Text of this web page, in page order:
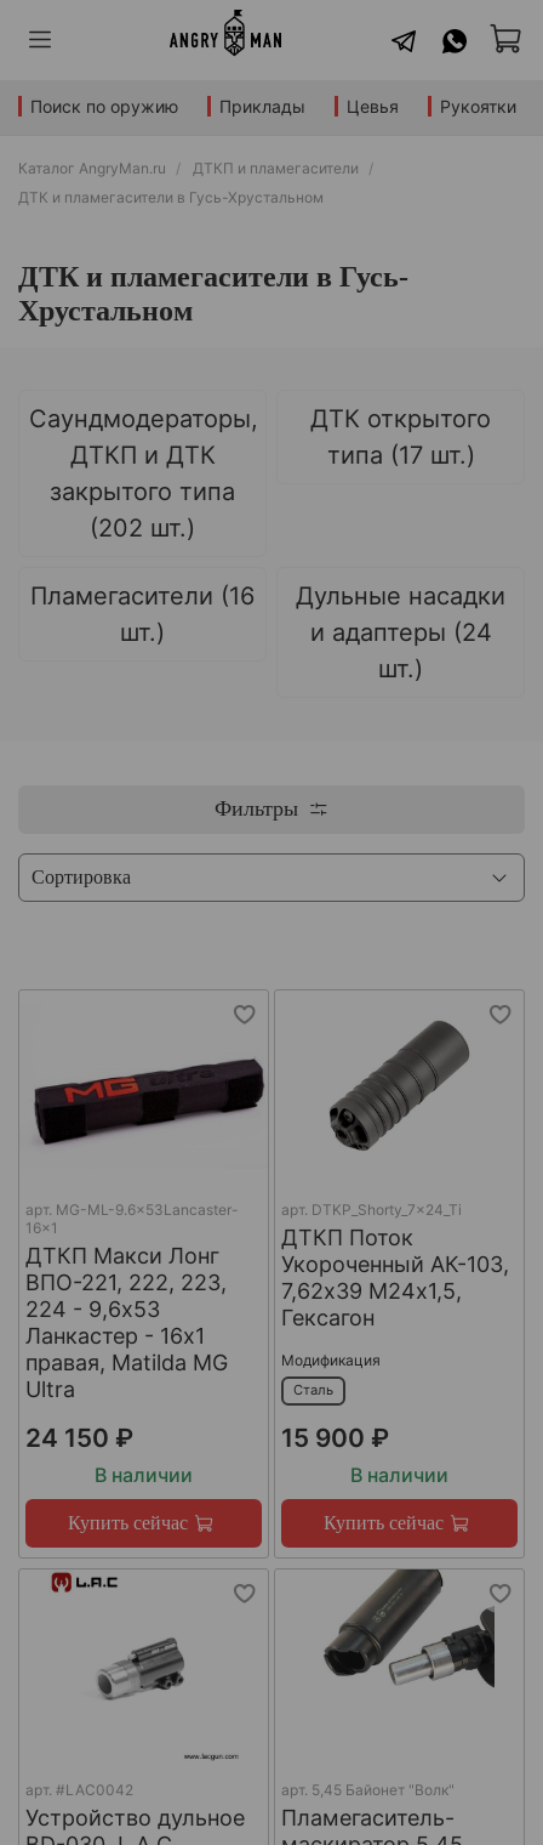
Поиск по оружию Приклады Цевья Рукоятки
Каталог AngryMan.ru
ДТКП и пламегасители
ДТК и пламегасители в Гусь-Хрустальном
ДТК и пламегасители в Гусь-
Хрустальном
Саундмодераторы,
ДТКП и ДТК
закрытого типа
(202 шт.)
ДТК открытого
типа (17 шт.)
Пламегасители (16
шт.)
Дульные насадки
и адаптеры (24
шт.)
Фильтры
арт. MG-ML-9.6x53Lancaster-
16x1
ДТКП Макси Лонг
ВПО-221, 222, 223,
224 - 9,6x53
Ланкастер - 16x1
правая, Matilda MG
Ultra
24 150 ₽
В наличии
Купить сейчас
арт. DTKP_Shorty_7x24_Ti
ДТКП Поток
Укороченный АК-103,
7,62х39 М24х1,5,
Гексагон
Модификация
Сталь
15 900 ₽
В наличии
Купить сейчас
арт. #LAC0042
Устройство дульное
арт. 5,45 Байонет "Волк"
Пламегаситель-